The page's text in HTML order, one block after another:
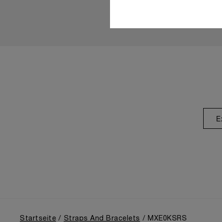
Startseite Straps And Bracelets MXE0KSRS